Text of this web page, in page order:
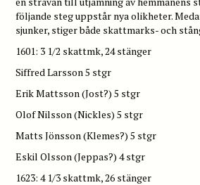
följande steg uppstår nya olikheter.
sjunker, stiger både skattmarks- och
1601: 3 1/2 skattmk, 24 stänger
Siffred Larsson 5 stgr
Erik Mattsson (Jost?) 5 stgr
Olof Nilsson (Nickles) 5 stgr
Matts Jönsson (Klemes?) 5 stgr
Eskil Olsson (Jeppas?) 4 stgr
1623: 4 1/3 skattmk, 26 stänger